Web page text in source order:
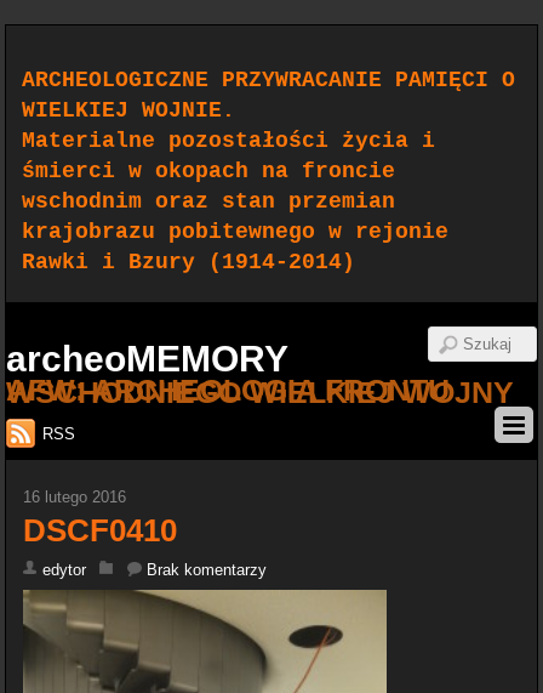
ARCHEOLOGICZNE PRZYWRACANIE PAMIĘCI O
WIELKIEJ WOJNIE.
Materialne pozostałości życia i
śmierci w okopach na froncie
wschodnim oraz stan przemian
krajobrazu pobitewnego w rejonie
Rawki i Bzury (1914-2014)
archeoMEMORY
AFW: ARCHEOLOGIA FRONTU WSCHODNIEGO WIELKIEJ WOJNY
RSS
16 lutego 2016
DSCF0410
edytor Brak komentarzy